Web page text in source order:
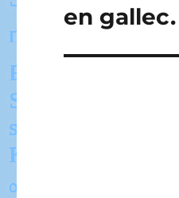
en gallec.